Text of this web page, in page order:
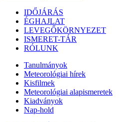
IDŐJÁRÁS
ÉGHAJLAT
LEVEGŐKÖRNYEZET
ISMERET-TÁR
RÓLUNK
Tanulmányok
Meteorológiai hírek
Kisfilmek
Meteorológiai alapismeretek
Kiadványok
Nap-hold